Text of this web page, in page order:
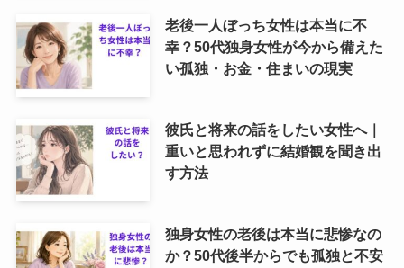
老後一人ぼっち女性は本当に不
幸？50代独身女性が今から備えた
い孤独・お金・住まいの現実
彼氏と将来の話をしたい女性へ｜
重いと思われずに結婚観を聞き出
す方法
独身女性の老後は本当に悲惨なの
か？50代後半からでも孤独と不安